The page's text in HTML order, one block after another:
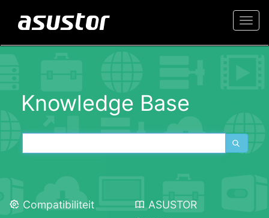
Knowledge Base
Compatibiliteit
ASUSTOR